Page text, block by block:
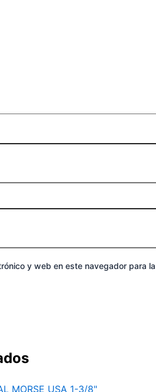
y web en este navegador para